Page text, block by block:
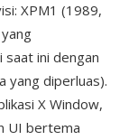
XPM1 (1989,
saat ini dengan
yang diperluas).
X Window,
UI bertema